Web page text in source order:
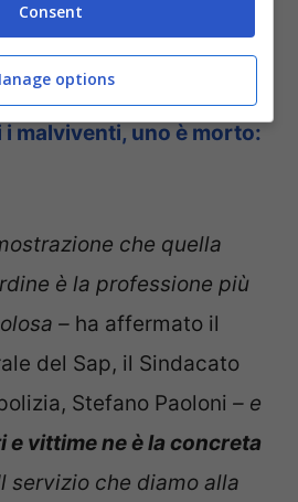
Chi era Carlo
ucciso da un
suo ultimo giorno di
malviventi, uno è morto:
che quella
è la professione più
– ha affermato il
del Sap, il Sindacato
Stefano Paoloni – e
e vittime ne è la concreta
servizio che diamo alla
Consent
options